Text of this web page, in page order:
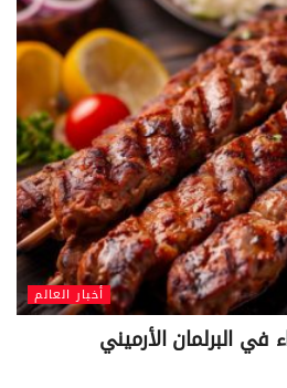
أخبار العالم
البرلمان الأرميني